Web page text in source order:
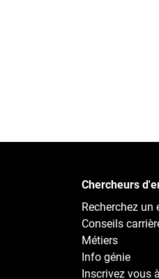
Chercheurs
Recherchez un
Conseils
Métiers
Info génie
Inscrivez vous